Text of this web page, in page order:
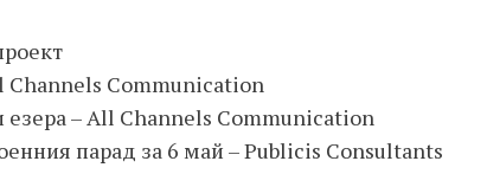
Channels Communication
– All Channels Communication
парад за 6 май – Publicis Consultants